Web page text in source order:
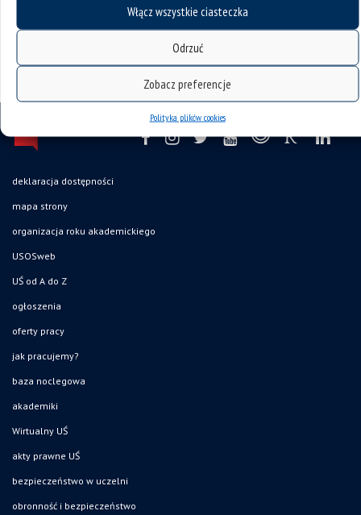
Włącz wszystkie ciasteczka
Odrzuć
Zobacz preferencje
Polityka plików cookies
deklaracja dostępności
mapa strony
organizacja roku akademickiego
USOSweb
UŚ od A do Z
ogłoszenia
oferty pracy
jak pracujemy?
baza noclegowa
akademiki
Wirtualny UŚ
akty prawne UŚ
bezpieczeństwo w uczelni
obronność i bezpieczeństwo